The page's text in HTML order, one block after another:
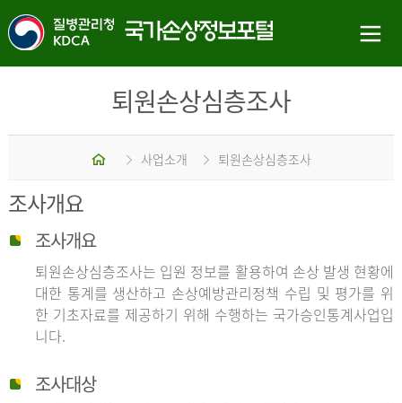
퇴원손상심층조사
홈 사업소개 퇴원손상심층조사
조사개요
조사개요
퇴원손상심층조사는 입원 정보를 활용하여 손상 발생 현황에
대한 통계를 생산하고 손상예방관리정책 수립 및 평가를 위
한 기초자료를 제공하기 위해 수행하는 국가승인통계사업입
니다.
조사대상